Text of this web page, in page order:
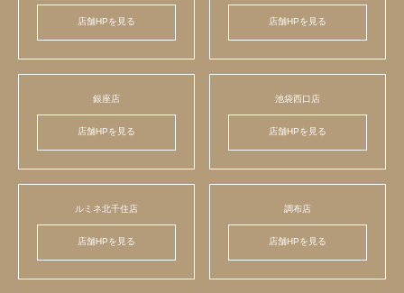
店舗HPを見る 店舗HPを見る
銀座店
店舗HPを見る
池袋西口店
店舗HPを見る
ルミネ北千住店
店舗HPを見る
調布店
店舗HPを見る